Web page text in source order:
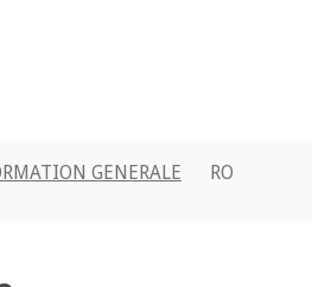
GENERALE
RO